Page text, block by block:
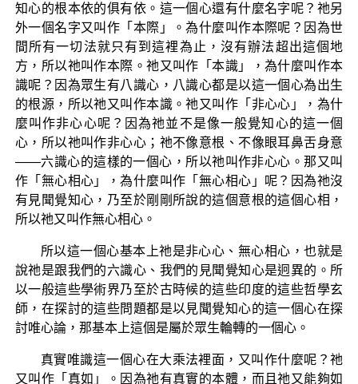
知心的根本依的俱有依。這一個心還有什麼名字呢？祂另
外一個名字又叫作「本際」。為什麼叫作本際呢？因為世
間所有一切法就只有到這裡為止，沒有辦法超出這個地
方，所以祂叫作本際。祂又叫作「本識」，為什麼叫作本
識呢？因為眾生有八識心，八識心都是以這一個心為出生
的根源，所以祂又叫作本識。祂又叫作「非心心」，為什
麼叫作非心心呢？因為祂並不是像一般覺知心的這一個
心，所以祂叫作非心心；祂不像意根、不像眼耳鼻舌身意
——六識心的這樣的一個心，所以祂叫作非心心。那又叫
作「無心相心」，為什麼叫作「無心相心」呢？因為祂沒
有見聞覺知心，乃至於剛剛所說的這個意根的這個心相，
所以祂又叫作無心相心。
所以這一個心基本上祂是非心心、無心相心，也就是
說祂是跟我們的六識心、我們的見聞覺知心是迥異的。所
以一般這些學術界乃至於古時候的這些印度的這些哲學玄
師，在探討的這些問題都是以見聞覺知心的這一個心在探
討唯心論，那基本上這個是屬於眾生輪轉的一個心。
真實唯識這一個心在大乘法裡面，又叫作什麼呢？祂
又叫作「真如」。因為祂有真實的本體，而且祂又能夠如